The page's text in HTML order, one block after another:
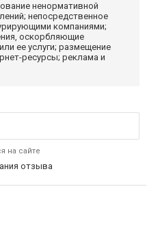
ненормативной
непосредственное
компаниями;
оскорбляющие
ее услуги; размещение
ресурсы; реклама и
на сайте
отзыва